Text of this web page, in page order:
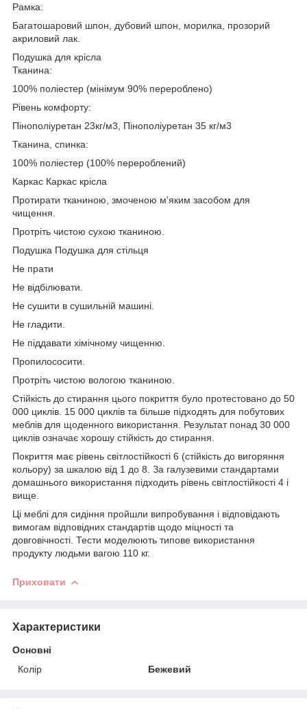
Рамка:
Багатошаровий шпон, дубовий шпон, морилка, прозорий
акриловий лак.
Подушка для крісла
Тканина:
100% поліестер (мінімум 90% перероблено)
Рівень комфорту:
Пінополіуретан 23кг/м3, Пінополіуретан 35 кг/м3
Тканина, спинка:
100% поліестер (100% перероблений)
Каркас Каркас крісла
Протирати тканиною, змоченою м'яким засобом для
чищення.
Протріть чистою сухою тканиною.
Подушка Подушка для стільця
Не прати
Не відбілювати.
Не сушити в сушильній машині.
Не гладити.
Не піддавати хімічному чищенню.
Пропилососити.
Протріть чистою вологою тканиною.
Стійкість до стирання цього покриття було протестовано до 50
000 циклів. 15 000 циклів та більше підходять для побутових
меблів для щоденного використання. Результат понад 30 000
циклів означає хорошу стійкість до стирання.
Покриття має рівень світлостійкості 6 (стійкість до вигоряння
кольору) за шкалою від 1 до 8. За галузевими стандартами
домашнього використання підходить рівень світлостійкості 4 і
вище.
Ці меблі для сидіння пройшли випробування і відповідають
вимогам відповідних стандартів щодо міцності та
довговічності. Тести моделюють типове використання
продукту людьми вагою 110 кг.
Приховати
Характеристики
Основні
Колір
Бежевий